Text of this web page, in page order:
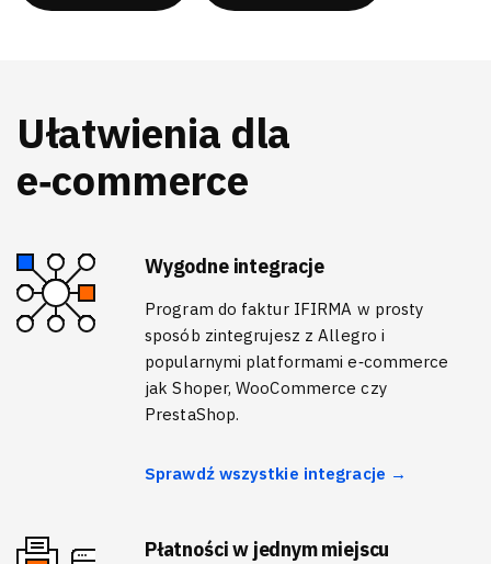
Ułatwienia dla
e‑commerce
Wygodne integracje
Program do faktur IFIRMA w prosty
sposób zintegrujesz z Allegro i
popularnymi platformami e‑commerce
jak Shoper, WooCommerce czy
PrestaShop.
Sprawdź wszystkie integracje →
Płatności w jednym miejscu